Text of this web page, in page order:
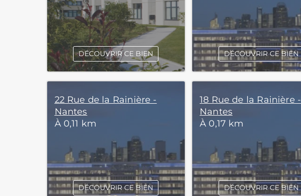
DÉCOUVRIR CE BIEN DÉCOUVRIR CE BIEN
22 Rue de la Rainière -
Nantes
À 0,11 km
DÉCOUVRIR CE BIEN
18 Rue de la Rainière -
Nantes
À 0,17 km
DÉCOUVRIR CE BIEN